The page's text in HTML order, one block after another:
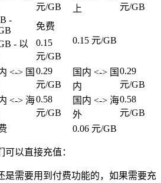
元/GB
上
元/GB
-
免费
0.15 元/GB
- 以
0.15
元/GB
<-> 国 0.29
元/GB
国内 <-> 国
内
0.29
元/GB
<-> 海0.58
元/GB
国内 <-> 海
外
0.58
元/GB
0.06 元/GB
以直接充值：
是需要用到付费功能的，如果需要充